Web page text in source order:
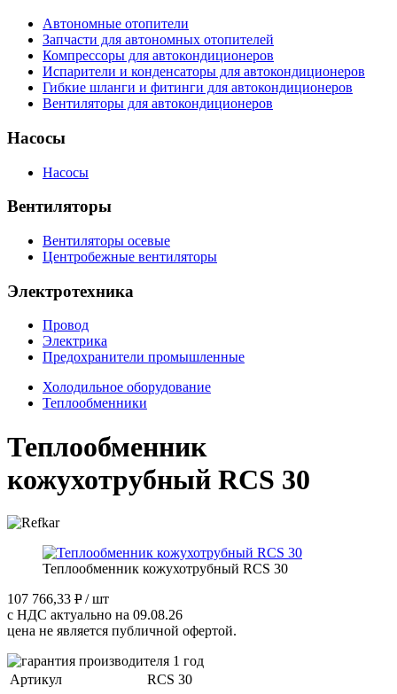
Автономные отопители
Запчасти для автономных отопителей
Компрессоры для автокондиционеров
Испарители и конденсаторы для автокондиционеров
Гибкие шланги и фитинги для автокондиционеров
Вентиляторы для автокондиционеров
Насосы
Насосы
Вентиляторы
Вентиляторы осевые
Центробежные вентиляторы
Электротехника
Провод
Электрика
Предохранители промышленные
Холодильное оборудование
Теплообменники
Теплообменник
кожухотрубный RCS 30
Теплообменник кожухотрубный RCS 30
107 766,33 P / шт
с НДС актуально на 09.08.26
цена не является публичной офертой.
Артикул
RCS 30